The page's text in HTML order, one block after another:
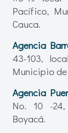
Pacífico,
Cauca.
Agencia
43-103,
Municipio
Agencia
No. 10 -
Boyacá.